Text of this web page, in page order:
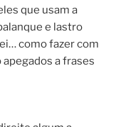
que usam a
e lastro
como fazer com
a frases